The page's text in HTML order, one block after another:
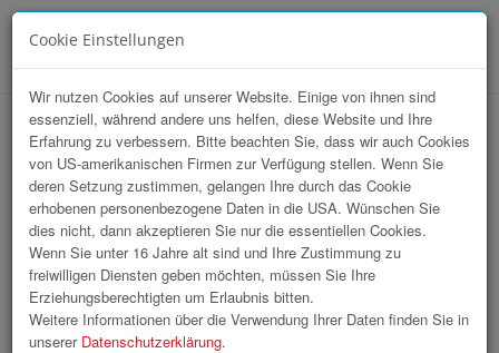
hr-lounge Mitte zu Gast bei Reform
Werke
Cookie Einstellungen
Wir nutzen Cookies auf unserer Website. Einige von ihnen sind
essenziell, während andere uns helfen, diese Website und Ihre
Erfahrung zu verbessern. Bitte beachten Sie, dass wir auch Cookies
von US-amerikanischen Firmen zur Verfügung stellen. Wenn Sie
deren Setzung zustimmen, gelangen Ihre durch das Cookie
erhobenen personenbezogene Daten in die USA. Wünschen Sie
dies nicht, dann akzeptieren Sie nur die essentiellen Cookies.
Wenn Sie unter 16 Jahre alt sind und Ihre Zustimmung zu
freiwilligen Diensten geben möchten, müssen Sie Ihre
Erziehungsberechtigten um Erlaubnis bitten.
Weitere Informationen über die Verwendung Ihrer Daten finden Sie in
unserer Datenschutzerklärung.